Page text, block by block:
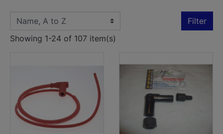
Filter
Showing 1-24 of 107 item(s)